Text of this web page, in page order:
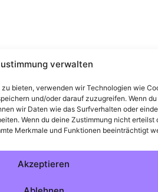
verwalten
zu bieten, verwenden wir Technologien wie
und/oder darauf zuzugreifen. Wenn
wir Daten wie das Surfverhalten oder
Wenn du deine Zustimmung nicht erteilst
Merkmale und Funktionen beeinträchtigt
Akzeptieren